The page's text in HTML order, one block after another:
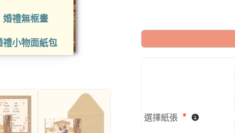
婚禮無框畫
禮小物面紙包
選擇紙張 *